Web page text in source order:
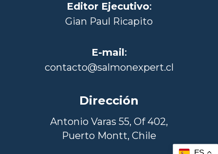
Editor Ejecutivo:
Gian Paul Ricapito
E-mail:
contacto@salmonexpert.cl
Dirección
Antonio Varas 55, Of 402,
Puerto Montt, Chile